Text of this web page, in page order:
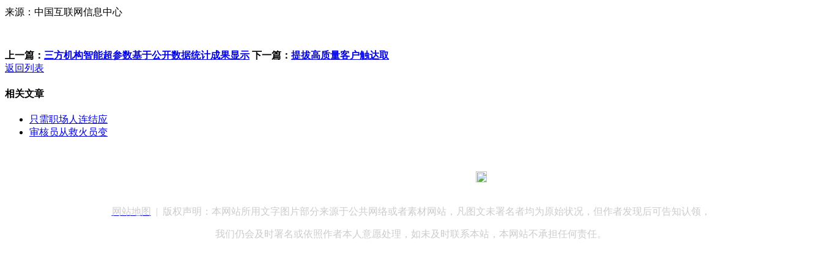
来源：中国互联网信息中心
上一篇： 三方机构智能超参数基于公开数据统计成果显示 下一篇： 提拔高质量客户触达取
返回列表
相关文章
只需职场人连结应
审核员从救火员变
网站地图 | 版权声明：本网站所用文字图片部分来源于公共网络或者素材网站，凡图文未署名者均为原始状况，但作者发现后可告知认领，
我们仍会及时署名或依照作者本人意愿处理，如未及时联系本站，本网站不承担任何责任。